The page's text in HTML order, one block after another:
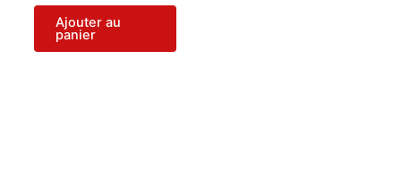
Ajouter au
panier